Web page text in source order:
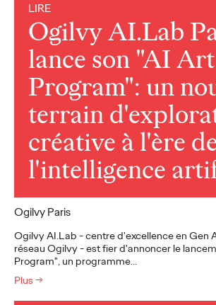
LIRE
Ogilvy AI.Lab
lance son "AI Art
Program": un
terrain
créative à l'ère
l'intelligence
Ogilvy Paris
Ogilvy AI.Lab - centre d'excellence en Gen
réseau Ogilvy - est fier d'annoncer le
Program", un programme…
Plus →